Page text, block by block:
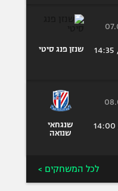
שנזן פנג סיטי
שנגחאי
שנואה
לכל המשחקים >